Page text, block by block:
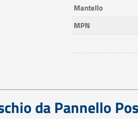
Mantello
MPN
da Pannello